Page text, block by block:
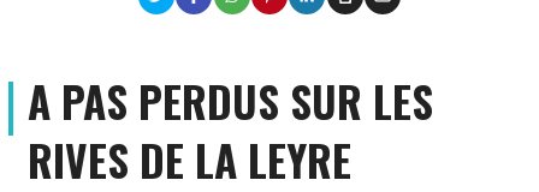
A PAS PERDUS SUR LES
RIVES DE LA LEYRE